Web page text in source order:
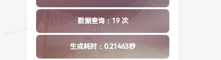
数据查询：19 次
生成耗时：0.21463秒